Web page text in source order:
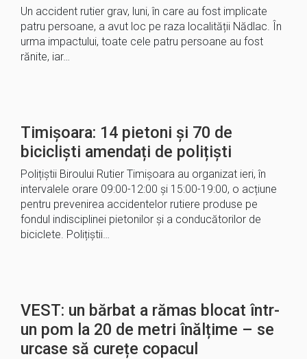
Un accident rutier grav, luni, în care au fost implicate
patru persoane, a avut loc pe raza localității Nădlac. În
urma impactului, toate cele patru persoane au fost
rănite, iar…
Timișoara: 14 pietoni și 70 de
bicicliști amendați de polițiști
Polițiștii Biroului Rutier Timișoara au organizat ieri, în
intervalele orare 09:00-12:00 și 15:00-19:00, o acțiune
pentru prevenirea accidentelor rutiere produse pe
fondul indisciplinei pietonilor și a conducătorilor de
biciclete. Polițiștii…
VEST: un bărbat a rămas blocat într-
un pom la 20 de metri înălțime – se
urcase să curețe copacul